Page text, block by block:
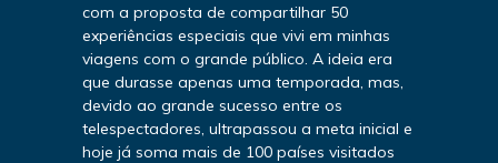
com a proposta de compartilhar 50
experiências especiais que vivi em minhas
viagens com o grande público. A ideia era
que durasse apenas uma temporada, mas,
devido ao grande sucesso entre os
telespectadores, ultrapassou a meta inicial e
hoje já soma mais de 100 países visitados